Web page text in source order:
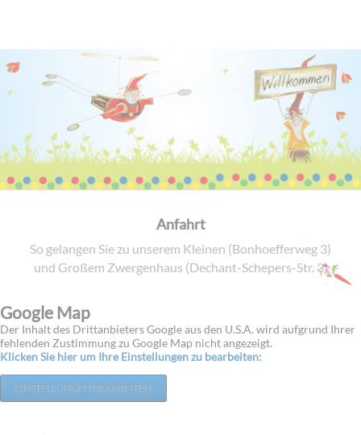
Anfahrt
So gelangen Sie zu unserem Kleinen (Bonhoefferweg 3)
und Großem Zwergenhaus (Dechant-Schepers-Str. 3)
Google Map
Der Inhalt des Drittanbieters Google aus den U.S.A. wird aufgrund Ihrer
fehlenden Zustimmung zu Google Map nicht angezeigt.
Klicken Sie hier um Ihre Einstellungen zu bearbeiten:
EINSTELLUNGEN BEARBEITEN